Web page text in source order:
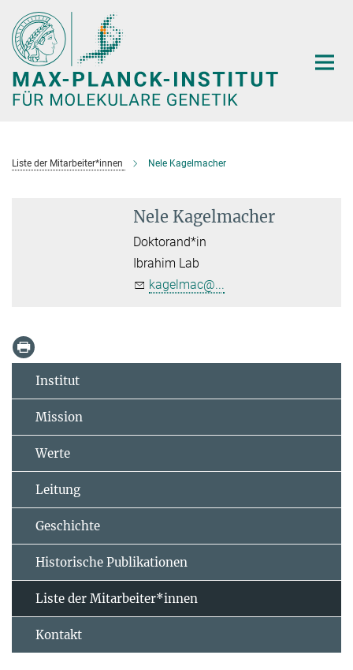
Hauptinhalt
Liste der Mitarbeiter*innen Nele Kagelmacher
Nele Kagelmacher
Doktorand*in
Ibrahim Lab
kagelmac@...
Institut
Mission
Werte
Leitung
Geschichte
Historische Publikationen
Liste der Mitarbeiter*innen
Kontakt